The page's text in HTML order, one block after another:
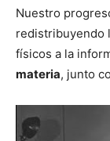
Nuestro
redistribuyendo
físicos a la
materia, junto